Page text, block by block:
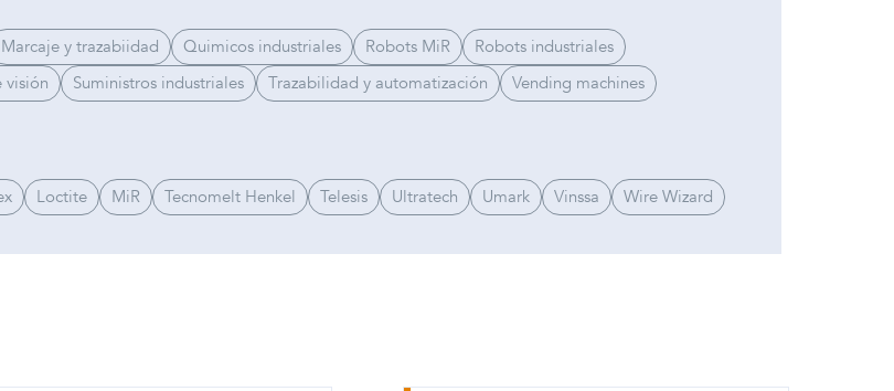
Marcaje y trazabiidad Quimicos industriales Robots MiR
Robots industriales
visión Suministros industriales Trazabilidad y automatización Vending machines
Loctite MiR Tecnomelt Henkel Telesis Ultratech Umark Vinssa Wire Wizard